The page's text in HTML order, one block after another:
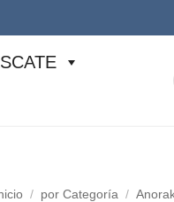
/ por Categoría /